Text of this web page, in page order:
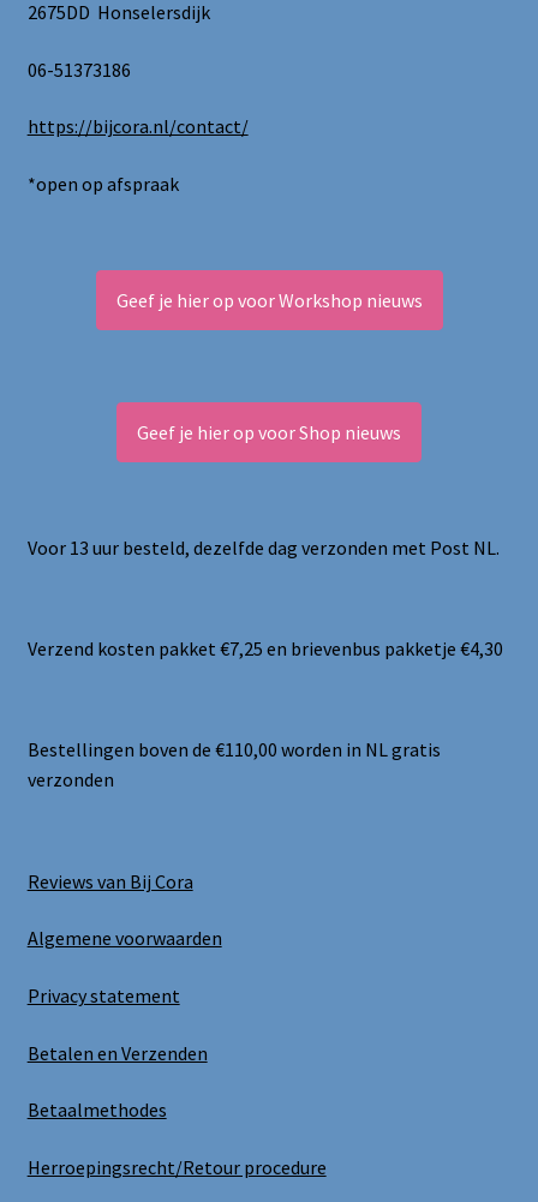
2675DD Honselersdijk
06-51373186
https://bijcora.nl/contact/
*open op afspraak
Geef je hier op voor Workshop nieuws
Geef je hier op voor Shop nieuws
Voor 13 uur besteld, dezelfde dag verzonden met Post NL.
Verzend kosten pakket €7,25 en brievenbus pakketje €4,30
Bestellingen boven de €110,00 worden in NL gratis
verzonden
Reviews van Bij Cora
Algemene voorwaarden
Privacy statement
Betalen en Verzenden
Betaalmethodes
Herroepingsrecht/Retour procedure